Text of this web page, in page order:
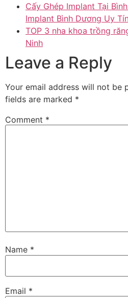
Cấy Ghép Implant Tại
Implant Bình Dương Uy
TOP 3 nha khoa trồng
Ninh
Leave a Reply
Your email address will not be
fields are marked *
Comment *
Name *
Email *